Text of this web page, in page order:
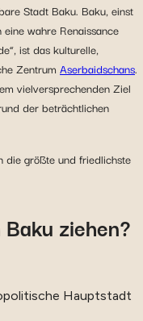
Stadt Baku. Baku, einst
wahre Renaissance
ist das kulturelle,
Zentrum Aserbaidschans.
vielversprechenden Ziel
der beträchtlichen
die größte und friedlichste
ziehen?
Hauptstadt